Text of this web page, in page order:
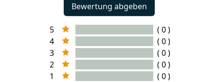
Bewertung abgeben
5
( 0 )
4
( 0 )
3
( 0 )
2
( 0 )
1
( 0 )